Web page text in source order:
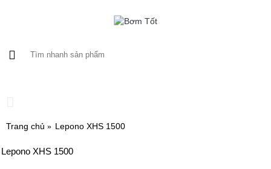
Trang chủ Lepono XHS 1500
Lepono XHS 1500